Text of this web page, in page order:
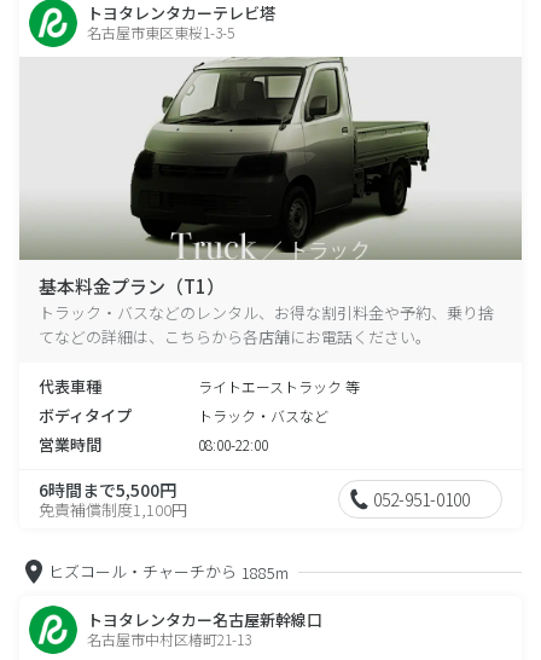
トヨタレンタカーテレビ塔
名古屋市東区東桜1-3-5
基本料金プラン（T1）
トラック・バスなどのレンタル、お得な割引料金や予約、乗り捨
てなどの詳細は、こちらから各店舗にお電話ください。
代表車種 ライトエーストラック 等
ボディタイプ トラック・バスなど
営業時間 08:00-22:00
6時間まで5,500円
免責補償制度1,100円 052-951-0100
ヒズコール・チャーチから 1885m
トヨタレンタカー名古屋新幹線口
名古屋市中村区椿町21-13